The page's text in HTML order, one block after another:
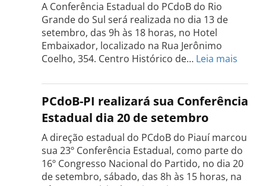
dia
18
de
setembro
A Conferência Estadual do PCdoB do Rio
Grande do Sul será realizada no dia 13 de
setembro, das 9h às 18 horas, no Hotel
Embaixador, localizado na Rua Jerônimo
Coelho, 354. Centro Histórico de… Leia mais
do
PCdoB
do
Sul
dia
PCdoB-PI realizará sua Conferência
Estadual dia 20 de setembro
A direção estadual do PCdoB do Piauí marcou
sua 23º Conferência Estadual, como parte do
16º Congresso Nacional do Partido, no dia 20
de setembro, sábado, das 8h às 15 horas, na